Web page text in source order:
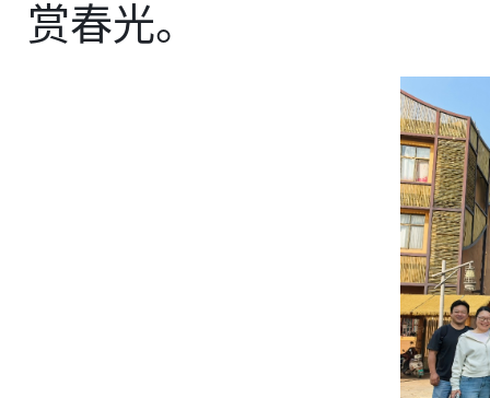
赏春光。